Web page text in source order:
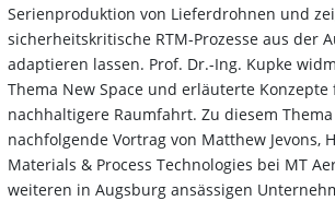
Serienproduktion von Lieferdrohnen und
sicherheitskritische RTM-Prozesse aus der
adaptieren lassen. Prof. Dr.-Ing. Kupke
Thema New Space und erläuterte
nachhaltigere Raumfahrt. Zu diesem
nachfolgende Vortrag von Matthew Jevons,
Materials & Process Technologies bei MT
weiteren in Augsburg ansässigen